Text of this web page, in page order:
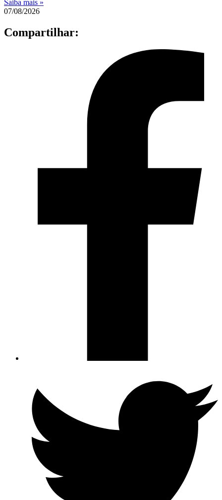
Saiba mais »
07/08/2026
Compartilhar: